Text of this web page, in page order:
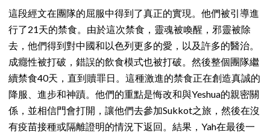
這段經文在團隊的屈服中得到了真正的實現。他們被引導進
行了21天的禁食。由於這次禁食，靈魂被喚醒，邪靈被除
去，他們得到對中國和以色列更多的愛，以及許多的醫治。
成癮性被打破，錯誤的飲食模式也被打破。然後整個團隊繼
續禁食40天，直到贖罪日。這種激進的禁食正在創造真誠的
降服、進步和神蹟。他們的重點是悔改和與Yeshua的親密關
係，並相信門會打開，讓他們去參加Sukkot之旅，然後在沒
有疫苗接種或隔離證明的情況下返回。結果，Yah在最後一